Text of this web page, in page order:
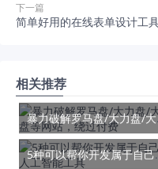
下一篇
简单好用的在线表单设计工
相关推荐
暴力
5种可以